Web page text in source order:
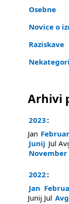
Osebne
Novice o
Raziskave
Arhivi
2023 :
Jan Februar
Junij Jul
November
2022 :
Jan
Junij Jul